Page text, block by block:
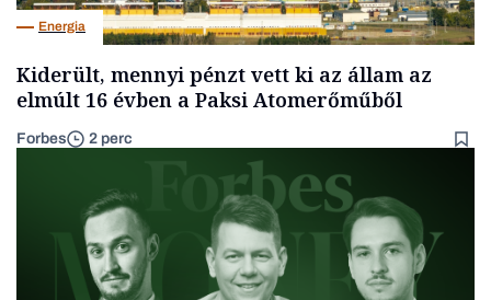
Energia
Kiderült, mennyi pénzt vett ki az állam az
elmúlt 16 évben a Paksi Atomerőműből
Forbes 2 perc